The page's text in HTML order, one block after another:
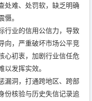
处难、处罚软，缺乏明确
慑。
行业的信用公信力，导致
向，严重破坏市场公平竞
心初衷，加剧行业信任危
以发挥实效。
漏洞，打通跨地区、跨部
份核验与历史失信记录追